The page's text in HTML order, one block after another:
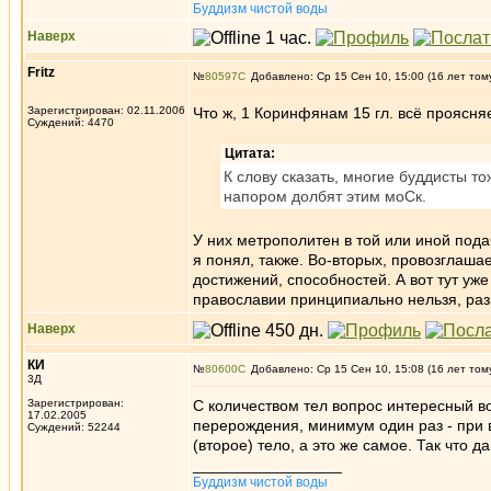
Буддизм чистой воды
Наверх
Fritz
Зарегистрирован: 02.11.2006
Суждений: 4470
№80597 Добавлено: Ср 15 Сен 10, 15:00 (16 лет
Что ж, 1 Коринфянам 15 гл. всё
Цитата:
К слову сказать, многие буддисты
напором долбят этим моСк.
У них метрополитен в той или иной
я понял, также. Во-вторых,
достижений, способностей. А вот тут
православии принципиально нельзя,
Наверх
КИ
3Д
Зарегистрирован:
17.02.2005
Суждений: 52244
№80600 Добавлено: Ср 15 Сен 10, 15:08 (16 лет
С количеством тел вопрос интересный
перерождения, минимум один раз - при
(второе) тело, а это же самое. Так что
Буддизм чистой воды